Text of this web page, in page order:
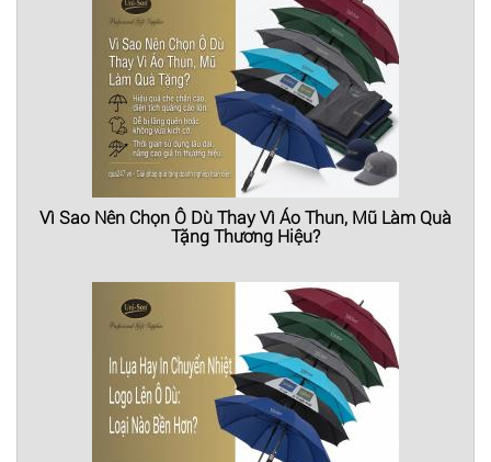
Vì Sao Nên Chọn Ô Dù Thay Vì Áo Thun, Mũ Làm Quà
Tặng Thương Hiệu?